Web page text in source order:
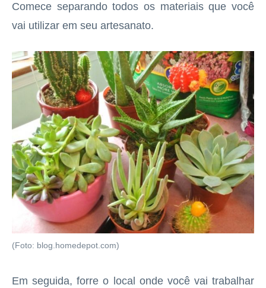
Comece separando todos os materiais que você
vai utilizar em seu artesanato.
(Foto: blog.homedepot.com)
Em seguida, forre o local onde você vai trabalhar